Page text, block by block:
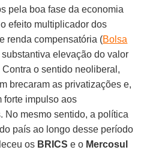
pela boa fase da economia
efeito multiplicador dos
renda compensatória (Bolsa
elevação do valor
o sentido neoliberal,
brecaram as privatizações e,
forte impulso aos
No mesmo sentido, a política
país ao longo desse período
os BRICS e o Mercosul